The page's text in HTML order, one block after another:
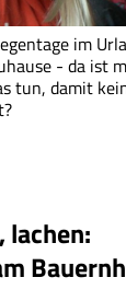
im
- da ist
tun, damit
lachen: